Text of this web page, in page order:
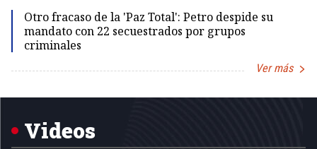
Otro fracaso de la 'Paz Total': Petro despide su
mandato con 22 secuestrados por grupos
criminales
Ver más
1
Videos